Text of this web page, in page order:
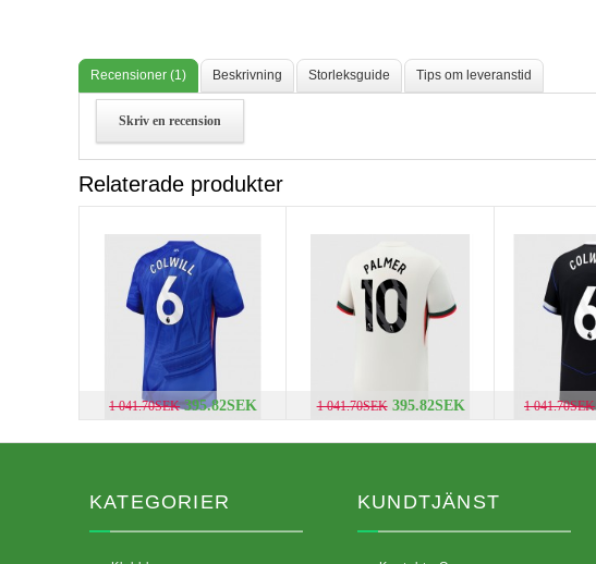
Recensioner (1) Beskrivning Storleksguide Tips om leveranstid
Skriv en recension
Relaterade produkter
1 041.70SEK 395.82SEK 1 041.70SEK 395.82SEK 1 041.70SEK
KATEGORIER KUNDTJÄNST